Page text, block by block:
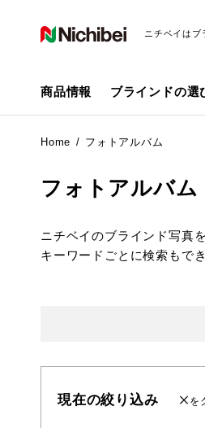
ニチベイはブ
商品情報 ブラインドの選
Home フォトアルバム
フォトアルバム
ニチベイのブラインド写真
キーワードごとに検索もで
現在の絞り込み を